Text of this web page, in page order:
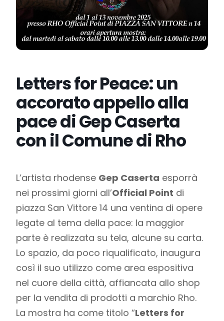
Letters for Peace: un
accorato appello alla
pace di Gep Caserta
con il Comune di Rho
L’artista rhodense Gep Caserta esporrà
nei prossimi giorni all’Official Point di
piazza San Vittore 14 una ventina di opere
legate al tema della pace: la maggior
parte è realizzata su tela, alcune su carta.
Lo spazio, da poco riqualificato, inaugura
così il suo utilizzo come area espositiva
nel cuore della città, affiancata allo shop
per la vendita di prodotti a marchio Rho.
La mostra ha come titolo “Letters for